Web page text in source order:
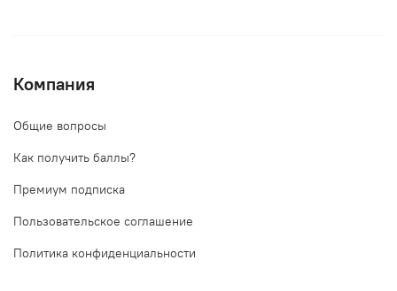
Компания
Общие вопросы
Как получить баллы?
Премиум подписка
Пользовательское соглашение
Политика конфиденциальности